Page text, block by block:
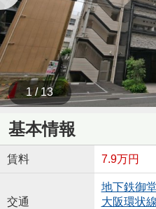
1 / 13
基本情報
賃料 7.9万円
交通
地下鉄御
大阪環状線